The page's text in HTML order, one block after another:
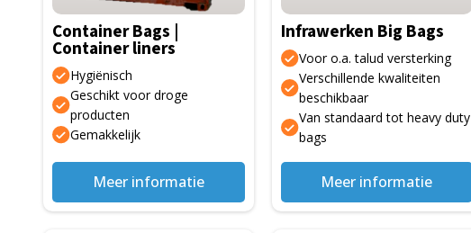
Container Bags |
Container liners
Hygiënisch
Geschikt voor droge
producten
Gemakkelijk
Meer informatie
Infrawerken Big Bags
Voor o.a. talud versterking
Verschillende kwaliteiten
beschikbaar
Van standaard tot heavy duty
bags
Meer informatie
gekozen
worden
op
de
productpagina